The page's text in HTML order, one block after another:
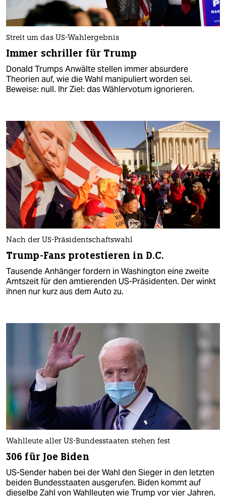
Streit um das US-Wahlergebnis
Immer schriller für Trump
Donald Trumps Anwälte stellen immer absurdere
Theorien auf, wie die Wahl manipuliert worden sei.
Beweise: null. Ihr Ziel: das Wählervotum ignorieren.
Nach der US-Präsidentschaftswahl
Trump-Fans protestieren in D.C.
Tausende Anhänger fordern in Washington eine zweite
Amtszeit für den amtierenden US-Präsidenten. Der winkt
ihnen nur kurz aus dem Auto zu.
Wahlleute aller US-Bundesstaaten stehen fest
306 für Joe Biden
US-Sender haben bei der Wahl den Sieger in den letzten
beiden Bundesstaaten ausgerufen. Biden kommt auf
dieselbe Zahl von Wahlleuten wie Trump vor vier Jahren.